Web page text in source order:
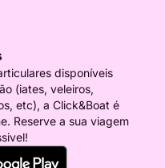
disponíveis
(iates, veleiros,
etc), a Click&Boat é
Reserve a sua viagem